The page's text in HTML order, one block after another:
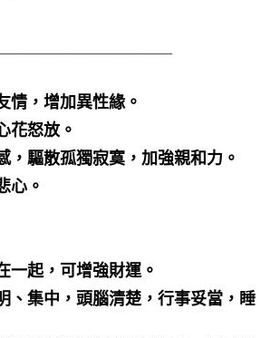
，增加異性緣。
花怒放。
驅散孤獨寂寞，加強親和力。
心。
起，可增強財運。
集中，頭腦清楚，行事妥當，睡